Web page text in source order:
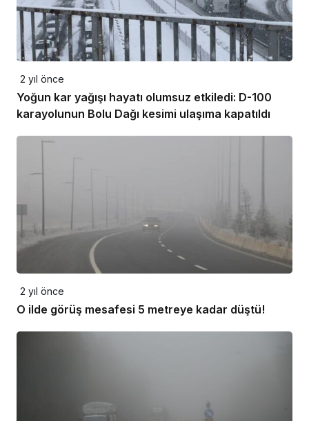
2 yıl önce
Yoğun kar yağışı hayatı olumsuz etkiledi: D-100
karayolunun Bolu Dağı kesimi ulaşıma kapatıldı
2 yıl önce
O ilde görüş mesafesi 5 metreye kadar düştü!